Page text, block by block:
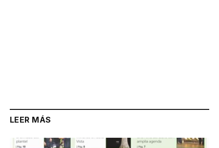
LEER MÁS